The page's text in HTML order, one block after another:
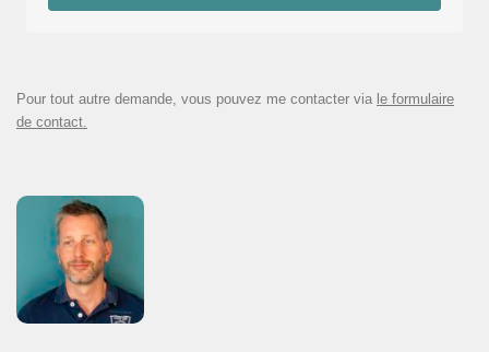
Pour tout autre demande, vous pouvez me contacter via le formulaire
de contact.